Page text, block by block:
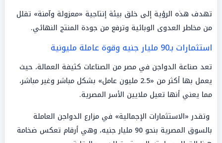
تهدف هذه الرؤية إلى خلق بيئة إنتاجية «معزولة وآمنة» تقلل
من مخاطر العدوى الوبائية وترفع من جودة المنتج النهائي.
استثمارات بـ90 مليار جنيه وقوة عاملة مليونية
تعد صناعة الدواجن في مصر من الصناعات كثيفة العمالة، حيث
يعمل بها أكثر من «2.5 مليون عامل» بشكل مباشر وغير مباشر،
مما يعني أنها تعيل ملايين الأسر المصرية.
وتقدر «الاستثمارات الإجمالية» في مزارع الدواجن العاملة
بالسوق المصرية بنحو 90 مليار جنيه، وهي أرقام تعكس ضخامة